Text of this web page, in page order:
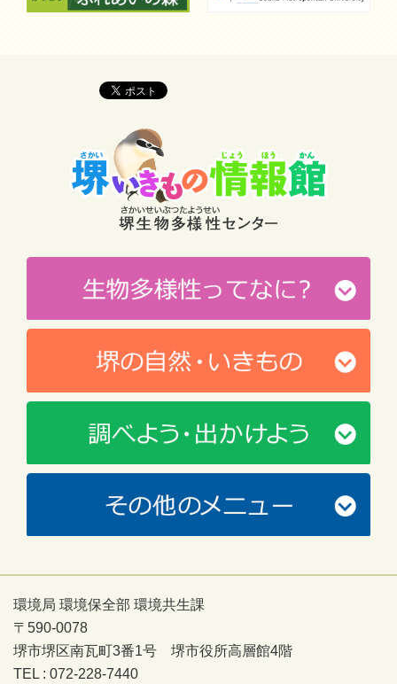
環境局 環境保全部 環境共生課
〒590-0078
堺市堺区南瓦町3番1号 堺市役所高層館4階
TEL : 072-228-7440